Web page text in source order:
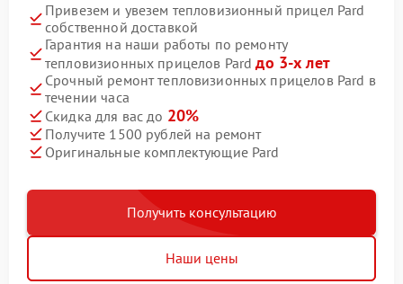
Привезем и увезем тепловизионный прицел Pard
собственной доставкой
Гарантия на наши работы по ремонту
тепловизионных прицелов Pardдо 3-х лет
Срочный ремонт тепловизионных прицелов Pard в
течении часа
Скидка для вас до 20%
Получите 1500 рублей на ремонт
Оригинальные комплектующие Pard
Получить консультацию
Наши цены